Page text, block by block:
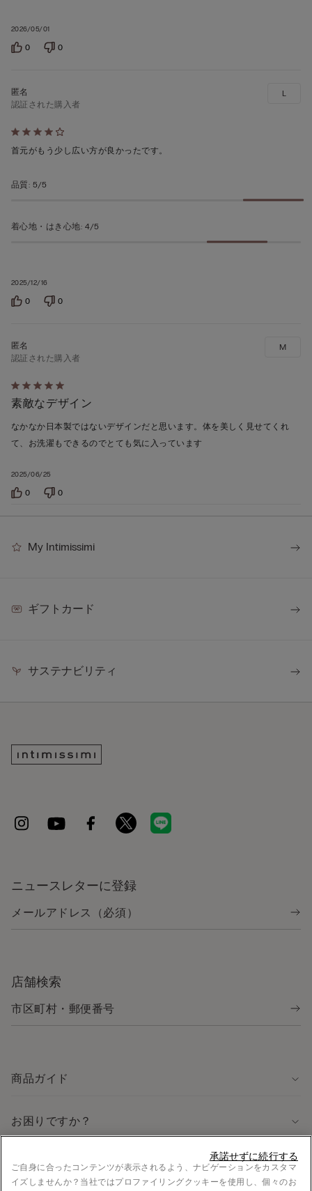
2026/05/01
0 0
5
段
の
価
2025/12/16
認証された購入者
首元がもう少し広い方が良かったです。
L
品質: 5/5
着心地・はき心地: 4/5
0 0
5
段
階
の
ち
5
2025/06/25
認証された購入者
素敵なデザイン
なかなか日本製ではないデザインだと思います。体を美しく見せてくれ
て、お洗濯もできるのでとても気に入っています
M
0 0
My Intimissimi
ギフトカード
サステナビリティ
ニュースレターに登録
店舗検索
商品ガイド
お困りですか？
法律に関する情報
ご自身に合ったコンテンツが表示されるよう、ナビゲーションをカスタマ
イズしませんか？当社ではプロファイリングクッキーを使用し、個々のお
承諾せずに続行する